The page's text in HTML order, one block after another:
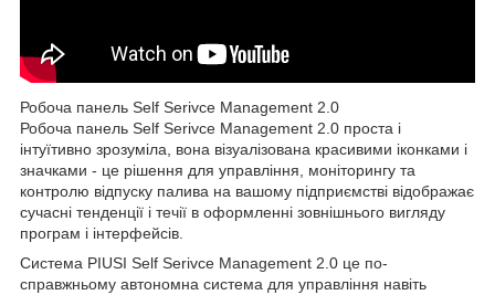
Робоча панель Self Serivce Management 2.0
Робоча панель Self Serivce Management 2.0 проста і
інтуїтивно зрозуміла, вона візуалізована красивими іконками і
значками - це рішення для управління, моніторингу та
контролю відпуску палива на вашому підприємстві відображає
сучасні тенденції і течії в оформленні зовнішнього вигляду
програм і інтерфейсів.
Система PIUSI Self Serivce Management 2.0 це по-
справжньому автономна система для управління навіть